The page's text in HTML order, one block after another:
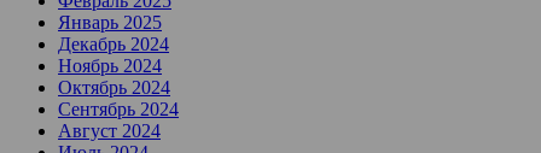
Январь 2025
Декабрь 2024
Ноябрь 2024
Октябрь 2024
Сентябрь 2024
Август 2024